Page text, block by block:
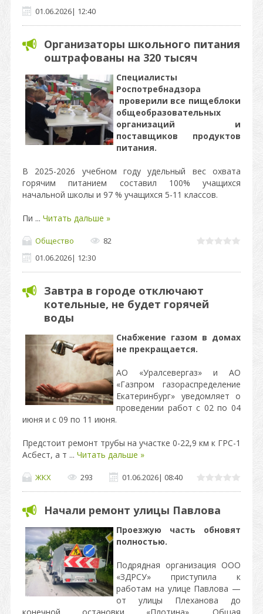
01.06.2026| 12:40
Организаторы школьного питания
оштрафованы на 320 тысяч
Специалисты
Роспотребнадзора
проверили все пищеблоки
общеобразовательных
организаций и
поставщиков продуктов
питания.
В 2025-2026 учебном году удельный вес охвата
горячим питанием составил 100% учащихся
начальной школы и 97 % учащихся 5-11 классов.
Пи ... Читать дальше »
Общество
82
01.06.2026| 12:30
Завтра в городе отключают
котельные, не будет горячей
воды
Снабжение газом в домах
не прекращается.
АО «Уралсевергаз» и АО
«Газпром газораспределение
Екатеринбург» уведомляет о
проведении работ с 02 по 04
июня и с 09 по 11 июня.
Предстоит ремонт трубы на участке 0-22,9 км к ГРС-1
Асбест, а т ... Читать дальше »
ЖКХ 293 01.06.2026| 08:40
Начали ремонт улицы Павлова
Проезжую часть обновят
полностью.
Подрядная организация ООО
«ЗДРСУ» приступила к
работам на улице Павлова —
от улицы Плеханова до